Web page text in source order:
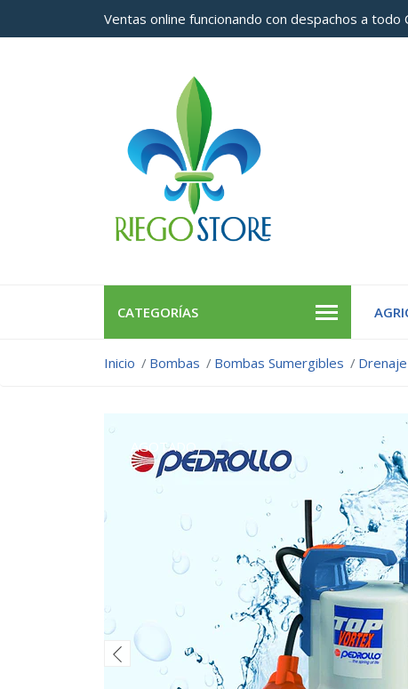
Ventas online funcionando con despachos a todo
CATEGORÍAS
Inicio Bombas Bombas Sumergibles
AGOTADO